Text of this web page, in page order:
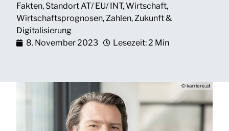
Fakten, Standort AT/ EU/ INT,Wirtschaft,
Wirtschaftsprognosen,Zahlen,Zukunft &
Digitalisierung
8. November 2023
Lesezeit: 2 Min
© karriere.at